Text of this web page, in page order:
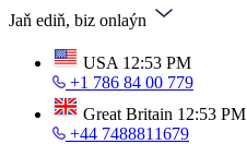
Jaň ediň, biz onlaýn
USA 12:53 PM
+1 786 84 00 779
Great Britain 12:53 PM
+44 7488811679